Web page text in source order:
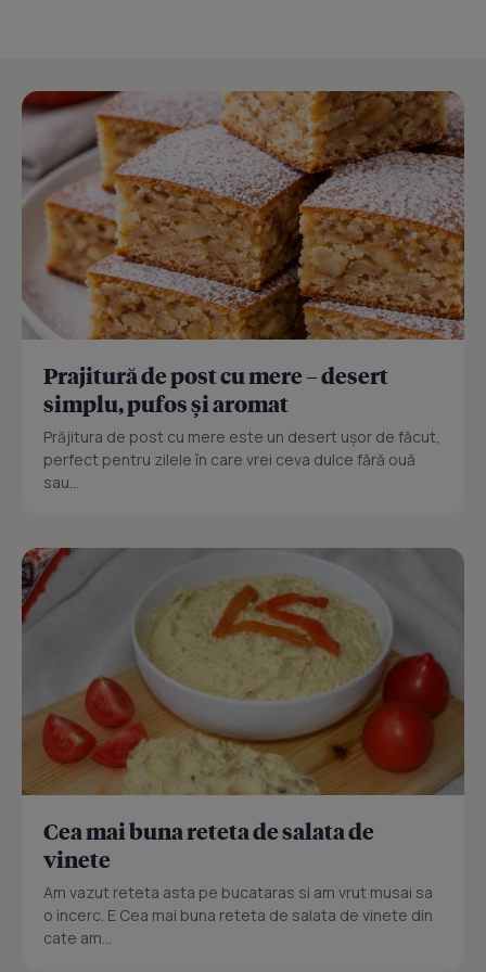
Prajitură de post cu mere – desert
simplu, pufos și aromat
Prăjitura de post cu mere este un desert ușor de făcut,
perfect pentru zilele în care vrei ceva dulce fără ouă
sau...
Cea mai buna reteta de salata de
vinete
Am vazut reteta asta pe bucataras si am vrut musai sa
o incerc. E Cea mai buna reteta de salata de vinete din
cate am...